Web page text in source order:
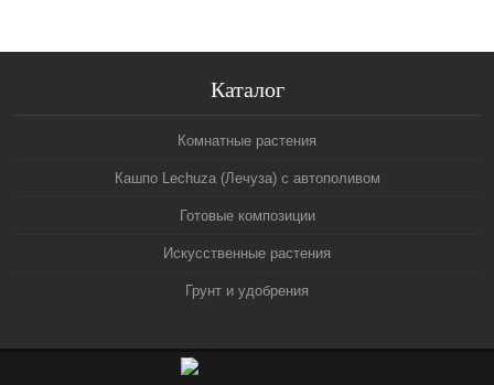
Каталог
Комнатные растения
Кашпо Lechuza (Лечуза) с автополивом
Готовые композиции
Искусственные растения
Грунт и удобрения